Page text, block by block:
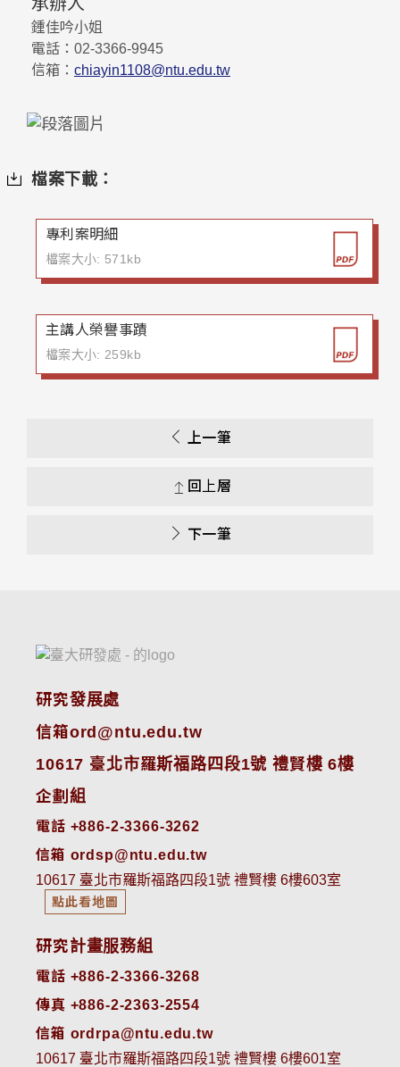
鍾佳吟小姐
電話： 02-3366-9945
信箱： chiayin1108@ntu.edu.tw
檔案下載：
專利案明細
檔案大小: 571kb
主講人榮譽事蹟
檔案大小: 259kb
上一筆
回上層
下一筆
研究發展處
信箱ord@ntu.edu.tw
10617 臺北市羅斯福路四段1號 禮賢樓 6樓
企劃組
電話 +886-2-3366-3262
信箱 ordsp@ntu.edu.tw
10617 臺北市羅斯福路四段1號 禮賢樓 6樓603室
點此看地圖
研究計畫服務組
電話 +886-2-3366-3268
傳真 +886-2-2363-2554
信箱 ordrpa@ntu.edu.tw
10617 臺北市羅斯福路四段1號 禮賢樓 6樓601室